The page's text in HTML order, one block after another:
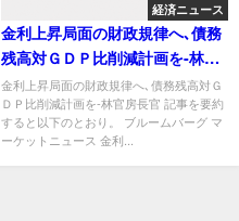
経済ニュース
金利上昇局面の財政規律へ､債務
残高対ＧＤＰ比削減計画を-林官
房長官
金利上昇局面の財政規律へ､債務残高対Ｇ
ＤＰ比削減計画を-林官房長官 記事を要約
すると以下のとおり。 ブルームバーグ マ
ーケットニュース 金利...